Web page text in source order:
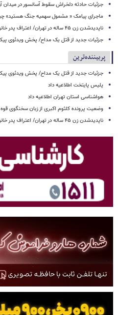
جزئیات حادثه دلخراش سقوط آسانسور در میدان
ماجرای پیامک « مشمول سهمیه جنگ هستید»
ناپدیدشدن زن ۴۵ ساله در تهران/ اعتراف پدر خانواده به قتل همسر و دخترش
جزئیات جدید از قتل یک مداح/ پخش ویدئوی
پربیننده‌ترین
جزئیات جدید از قتل یک مداح/ پخش ویدئوی
پلیس پایتخت اطلاعیه داد
هواشناسی استان تهران اطلاعیه داد
وضعیت پرونده کلثوم اکبری از زبان سخنگوی
ناپدیدشدن زن ۴۵ ساله در تهران/ اعتراف پدر خانواده به قتل همسر و دخترش